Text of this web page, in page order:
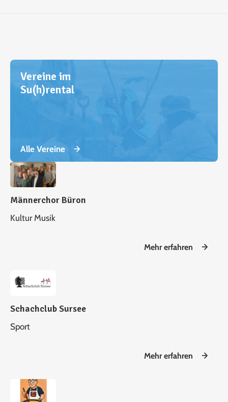
Vereine im
Su(h)rental
Alle Vereine
Männerchor Büron
Kultur Musik
Mehr erfahren
Schachclub Sursee
Sport
Mehr erfahren